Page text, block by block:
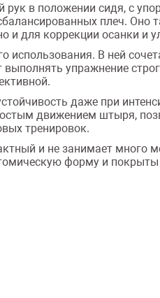
в положении сидя, с
плеч.
и для коррекции осанки и
использования. В ней
упражнение
даже при
движением штыря,
тренировок.
и не занимает много
форму и покрыты